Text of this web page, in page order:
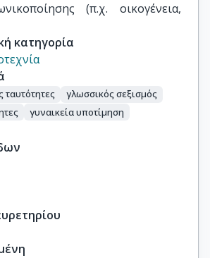
(π.χ. οικογένεια,
κατηγορία
ταυτότητες
γλωσσικός σεξισμός
γυναικεία υποτίμηση